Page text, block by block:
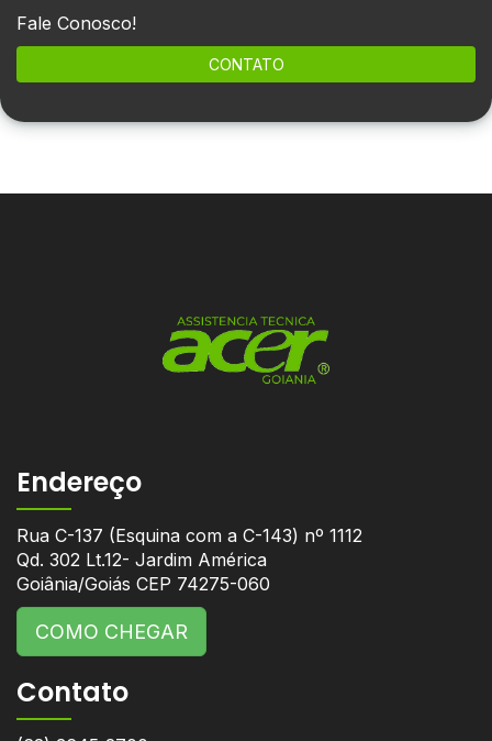
Fale Conosco!
CONTATO
Endereço
Rua C-137 (Esquina com a C-143) nº 1112
Qd. 302 Lt.12- Jardim América
Goiânia/Goiás CEP 74275-060
COMO CHEGAR
Contato